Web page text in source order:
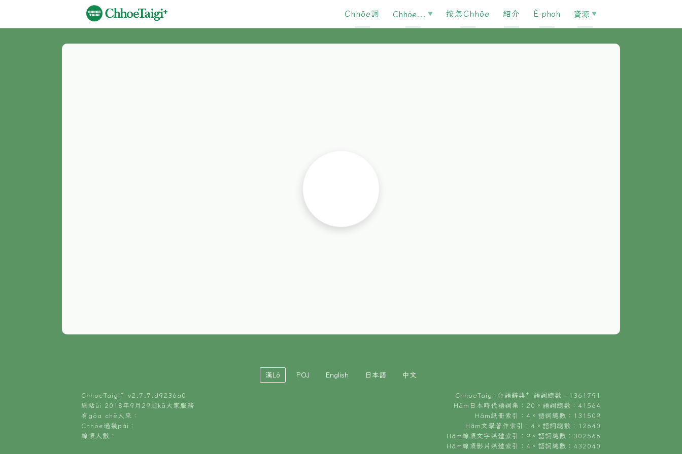
Chhōe詞 Chhōe... 按怎Chhōe 紹介 È-phoh 資源
漢Lô POJ English 日本語 中文
ChhoeTaigi⁺ v2.7.7.d9236a0
網站ùi 2018年9月29起kā大家服務
有gōa chē人來：
Chhōe過幾pái：
線頂人數：
ChhoeTaigi 台語辭典⁺ 語詞總數：1361791
Hâm日本時代語詞集：20。語詞總數：41564
Hâm紙冊索引：4。語詞總數：131509
Hâm文學著作索引：4。語詞總數：12640
Hâm線頂文字媒體索引：9。語詞總數：302566
Hâm線頂影片媒體索引：4。語詞總數：432040